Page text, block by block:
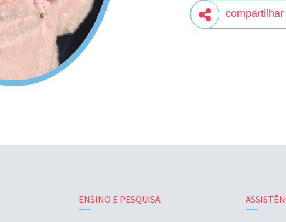
compartilhar
ENSINO E PESQUISA